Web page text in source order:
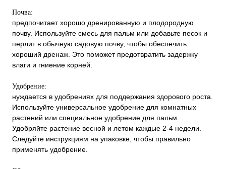
Почва:
предпочитает хорошо дренированную и плодородную
почву. Используйте смесь для пальм или добавьте песок и
перлит в обычную садовую почву, чтобы обеспечить
хороший дренаж. Это поможет предотвратить задержку
влаги и гниение корней.
Удобрение:
нуждается в удобрениях для поддержания здорового роста.
Используйте универсальное удобрение для комнатных
растений или специальное удобрение для пальм.
Удобряйте растение весной и летом каждые 2-4 недели.
Следуйте инструкциям на упаковке, чтобы правильно
применять удобрение.